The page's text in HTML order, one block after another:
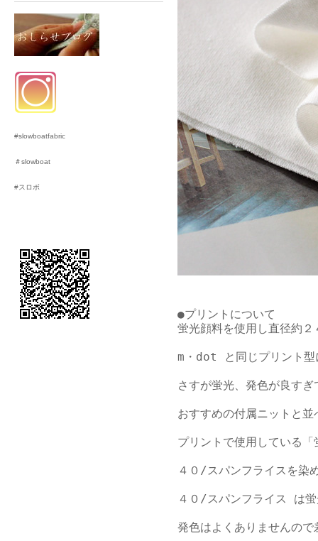
●プリントについて
蛍光顔料を使用し直径約
m・dot と同じプリント型
さすが蛍光、発色が良す
おすすめの付属ニットと
プリントで使用している「
４０/スパンフライスを染
４０/スパンフライス は
発色はよくありませんので
#slowboatfabric
＃slowboat
#スロボ